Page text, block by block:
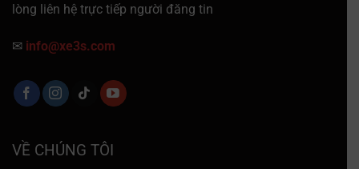
lòng liên hệ trực tiếp người đăng tin
✉ info@xe3s.com
VỀ CHÚNG TÔI